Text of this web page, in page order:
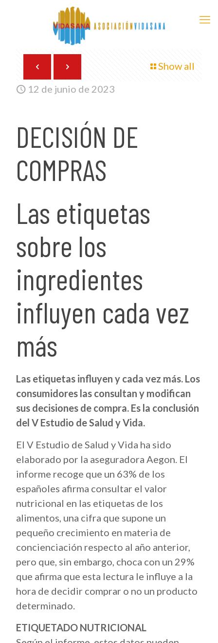
Show all
12 de junio de 2023
DECISIÓN DE
COMPRAS
Las etiquetas
sobre los
ingredientes
influyen cada vez
más
Las etiquetas influyen y cada vez más. Los
consumidores las consultan y modifican
sus decisiones de compra. Es la conclusión
del V Estudio de Salud y Vida.
El V Estudio de Salud y Vida ha sido
elaborado por la aseguradora Aegon. El
informe recoge que un 63% de los
españoles afirma consultar el valor
nutricional en las etiquetas de los
alimentos, una cifra que supone un
pequeño crecimiento en materia de
concienciación respecto al año anterior,
pero que, sin embargo, choca con un 29%
que afirma que esta lectura le influye a la
hora de decidir comprar o no un producto
determinado.
ETIQUETADO NUTRICIONAL